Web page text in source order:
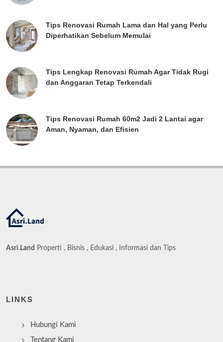
Tips Renovasi Rumah Lama dan Hal yang Perlu
Diperhatikan Sebelum Memulai
Tips Lengkap Renovasi Rumah Agar Tidak Rugi
dan Anggaran Tetap Terkendali
Tips Renovasi Rumah 60m2 Jadi 2 Lantai agar
Aman, Nyaman, dan Efisien
Asri.Land Properti , Bisnis , Edukasi , Informasi dan Tips
LINKS
Hubungi Kami
Tentang Kami